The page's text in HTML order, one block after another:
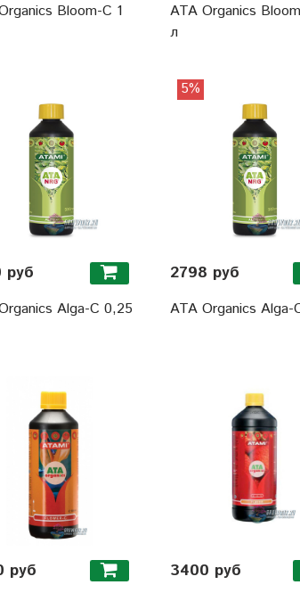
Bloom-C 1
ATA Organics
л
руб
Alga-C 0,25
5%
2798 руб
ATA Organics Alga-
руб 3400 руб